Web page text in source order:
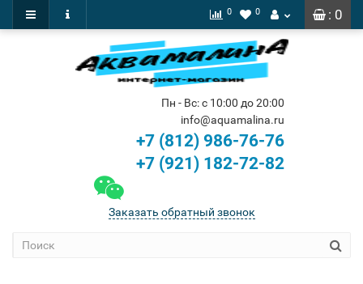
: 0
0 0
Пн - Вс: с 10:00 до 20:00
info@aquamalina.ru
+7 (812) 986-76-76
+7 (921) 182-72-82
Заказать обратный звонок